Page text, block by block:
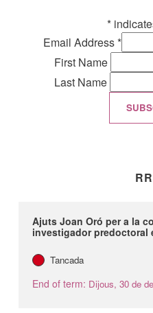
*
Email Address*
First Name
Last Name
Ajuts Joan Oró per a la
investigador predoctoral
Tancada
End of term: Dijous, 30 de